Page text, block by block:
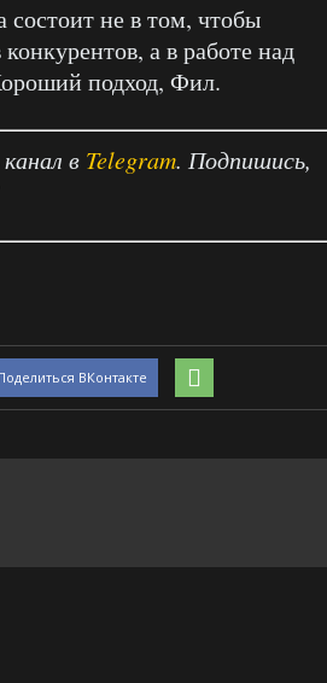
состоит не в том, чтобы
а в работе над
подход, Фил.
в Telegram. Подпишись,
ВКонтакте